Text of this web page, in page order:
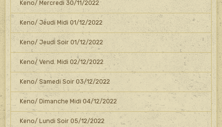
Keno/ Mercredi 30/11/2022
Keno/ Jeudi Midi 01/12/2022
Keno/ Jeudi Soir 01/12/2022
Keno/ Vend. Midi 02/12/2022
Keno/ Samedi Soir 03/12/2022
Keno/ Dimanche Midi 04/12/2022
Keno/ Lundi Soir 05/12/2022